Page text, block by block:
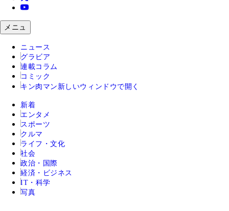
メニュ
ニュース
グラビア
連載コラム
コミック
キン肉マン 新しいウィンドウで開く
新着
エンタメ
スポーツ
クルマ
ライフ・文化
社会
政治・国際
経済・ビジネス
IT・科学
写真